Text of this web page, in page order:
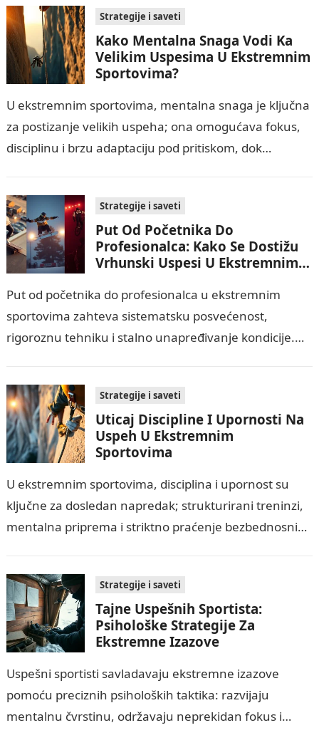
Strategije i saveti
Kako Mentalna Snaga Vodi Ka
Velikim Uspesima U Ekstremnim
Sportovima?
U ekstremnim sportovima, mentalna snaga je ključna
za postizanje velikih uspeha; ona omogućava fokus,
disciplinu i brzu adaptaciju pod pritiskom, dok
Strategije i saveti
Put Od Početnika Do
Profesionalca: Kako Se Dostižu
Vrhunski Uspesi U Ekstremnim
Put od početnika do profesionalca u ekstremnim
sportovima zahteva sistematsku posvećenost,
rigoroznu tehniku i stalno unapređivanje kondicije.
Strategije i saveti
Uticaj Discipline I Upornosti Na
Uspeh U Ekstremnim
Sportovima
U ekstremnim sportovima, disciplina i upornost su
ključne za dosledan napredak; strukturirani treninzi,
mentalna priprema i striktno praćenje bezbednosnih
Strategije i saveti
Tajne Uspešnih Sportista:
Psihološke Strategije Za
Ekstremne Izazove
Uspešni sportisti savladavaju ekstremne izazove
pomoću preciznih psiholoških taktika: razvijaju
mentalnu čvrstinu, održavaju neprekidan fokus i